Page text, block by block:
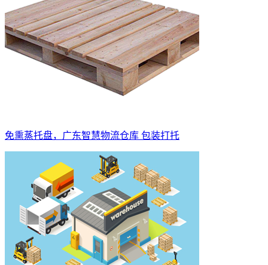
免熏蒸托盘，广东智慧物流仓库 包装打托